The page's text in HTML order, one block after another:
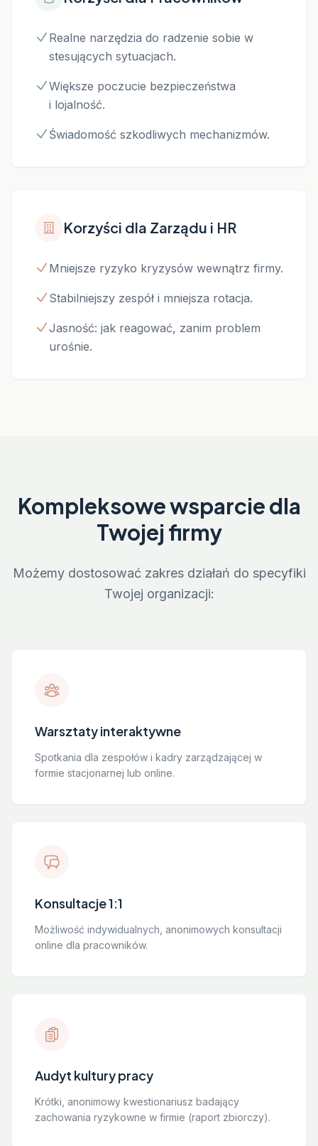
Realne narzędzia do radzenie sobie w
stesujących sytuacjach.
Większe poczucie bezpieczeństwa
i lojalność.
Świadomość szkodliwych mechanizmów.
Korzyści dla Zarządu i HR
Mniejsze ryzyko kryzysów wewnątrz firmy.
Stabilniejszy zespół i mniejsza rotacja.
Jasność: jak reagować, zanim problem
urośnie.
Kompleksowe wsparcie dla
Twojej firmy
Możemy dostosować zakres działań do specyfiki
Twojej organizacji:
Warsztaty interaktywne
Spotkania dla zespołów i kadry zarządzającej w
formie stacjonarnej lub online.
Konsultacje 1:1
Możliwość indywidualnych, anonimowych konsultacji
online dla pracowników.
Audyt kultury pracy
Krótki, anonimowy kwestionariusz badający
zachowania ryzykowne w firmie (raport zbiorczy).